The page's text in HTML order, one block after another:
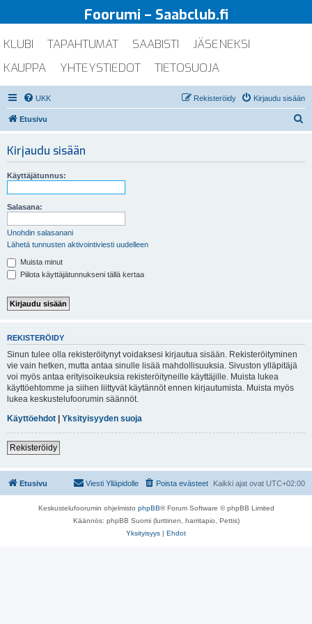
Foorumi – Saabclub.fi
KLUBI TAPAHTUMAT SAABISTI
JÄSENEKSI
KAUPPA
YHTEYSTIEDOT TIETOSUOJA
UKK Kirjaudu sisään
Rekisteröidy
Etusivu
Kirjaudu sisään
Käyttäjätunnus:
Salasana:
Unohdin salasanani
Lähetä tunnusten aktivointiviesti uudelleen
Muista minut
Piilota käyttäjätunnukseni tällä kertaa
REKISTERÖIDY
Sinun tulee olla rekisteröitynyt voidaksesi kirjautua sisään. Rekisteröityminen
vie vain hetken, mutta antaa sinulle lisää mahdollisuuksia. Sivuston ylläpitäjä
voi myös antaa erityisoikeuksia rekisteröityneille käyttäjille. Muista lukea
käyttöehtomme ja siihen liittyvät käytännöt ennen kirjautumista. Muista myös
lukea keskustelufoorumin säännöt.
Käyttöehdot | Yksityisyyden suoja
Rekisteröidy
Etusivu Kaikki ajat ovat UTC+02:00
Poista evästeet
Viesti Ylläpidolle
Keskustelufoorumin ohjelmisto phpBB® Forum Software © phpBB Limited
Käännös: phpBB Suomi (lurttinen, harritapio, Pettis)
Yksityisyys | Ehdot